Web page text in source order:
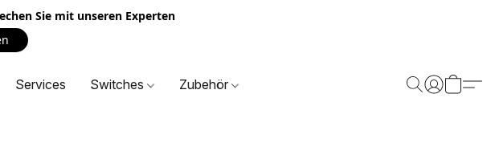
Sie mit unseren Experten
Services Switches Zubehör